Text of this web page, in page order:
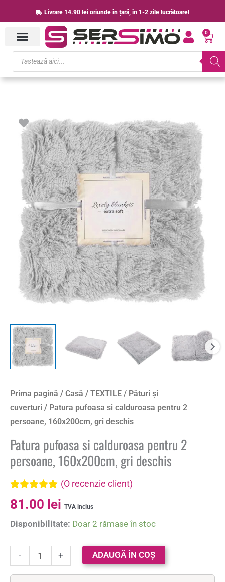
to
content
Livrare 14.90 lei oriunde în țară, în 1-2 zile lucrătoare!
0
Cart
Products
search
Prima pagină / Casă / TEXTILE / Pături și
cuverturi / Patura pufoasa si calduroasa pentru 2
persoane, 160x200cm, gri deschis
Patura pufoasa si calduroasa pentru 2
persoane, 160x200cm, gri deschis
Evaluat la
5.00din 5 pe
singure
(O recenzie client)
81.00 lei TVA inclus
Disponibilitate: Doar 2 rămase în stoc
-
Patura
pufoasa
calduroasa
pentru
persoane,
160x200cm,
gri
deschis
+ ADAUGĂ ÎN COȘ